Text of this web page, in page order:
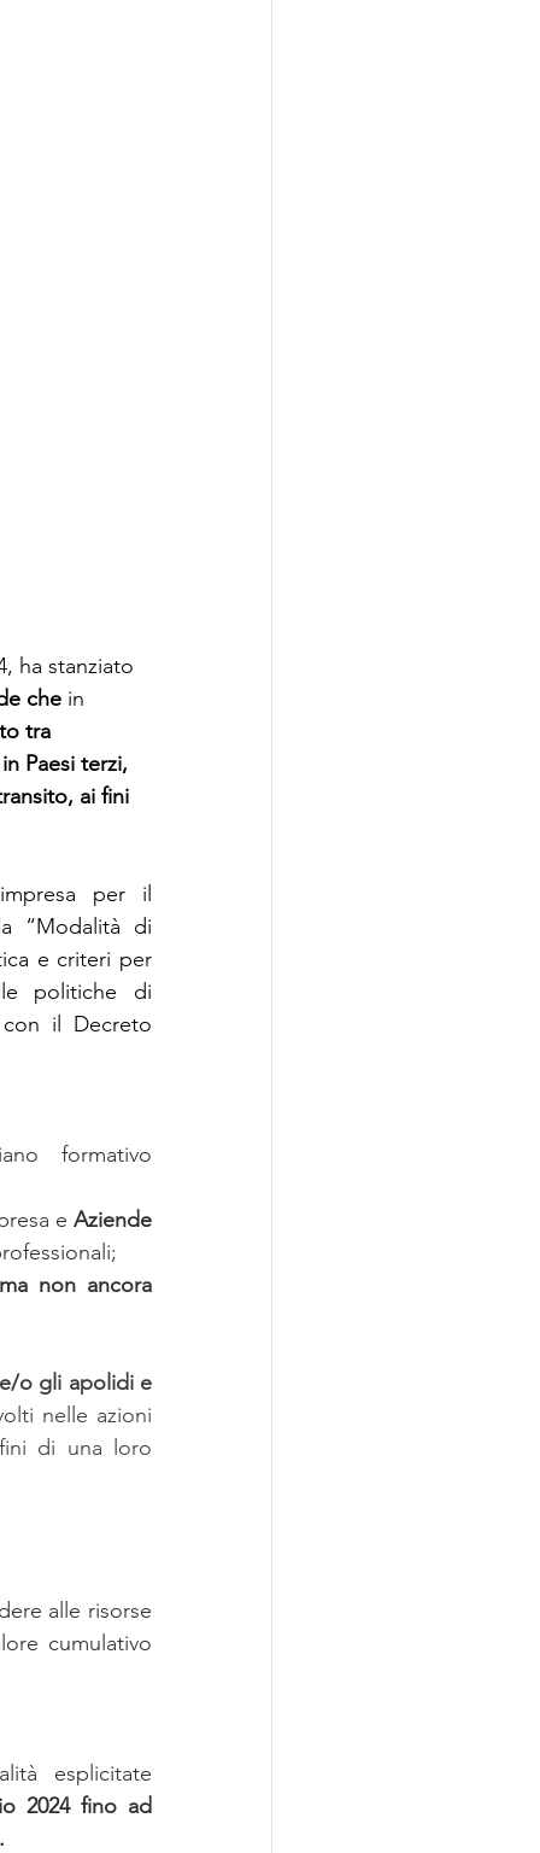
ha stanziato
che in
tra
Paesi terzi,
ai fini
per il
“Modalità di
e criteri per
politiche di
il Decreto
formativo
e Aziende
non ancora
o gli apolidi e
nelle azioni
di una loro
alle risorse
cumulativo
esplicitate
2024 fino ad